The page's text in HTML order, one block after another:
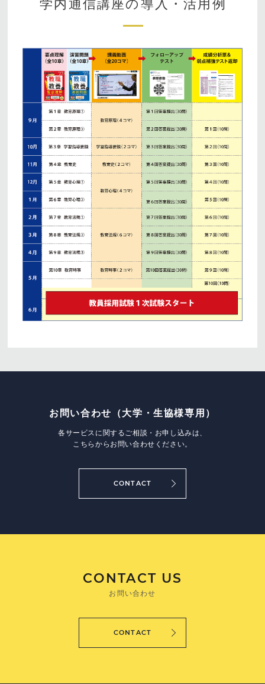
学内通信講座の導入・活用例
お問い合わせ （大学・生協様専用）
各サービスに関するご相談・お申し込みは、
こちらからお問い合わせください。
CONTACT
CONTACT US
お問い合わせ
CONTACT